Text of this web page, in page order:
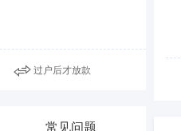
过户后才放款
常见问题